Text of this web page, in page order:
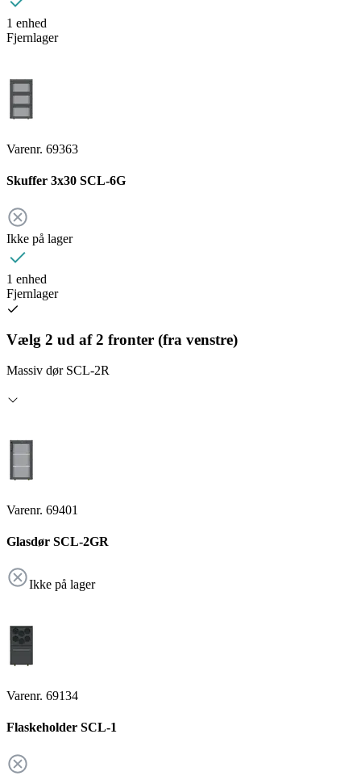
1 enhed
Fjernlager
Varenr. 69363
Skuffer 3x30 SCL-6G
Ikke på lager
1 enhed
Fjernlager
Vælg 2 ud af 2 fronter (fra venstre)
Massiv dør SCL-2R
Varenr. 69401
Glasdør SCL-2GR
Ikke på lager
Varenr. 69134
Flaskeholder SCL-1